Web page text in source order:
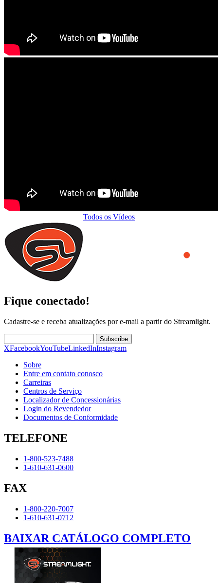
Todos os Vídeos
Fique conectado!
Cadastre-se e receba atualizações por e-mail a partir do Streamlight.
Subscribe
XFacebookYouTubeLinkedInInstagram
Sobre
Entre em contato conosco
Carreiras
Centros de Serviço
Localizador de Concessionárias
Login do Revendedor
Documentos de Conformidade
TELEFONE
1-800-523-7488
1-610-631-0600
FAX
1-800-220-7007
1-610-631-0712
BAIXAR CATÁLOGO COMPLETO